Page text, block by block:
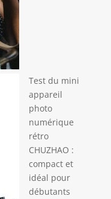
Test du mini
appareil
photo
numérique
rétro
CHUZHAO :
compact et
idéal pour
débutants